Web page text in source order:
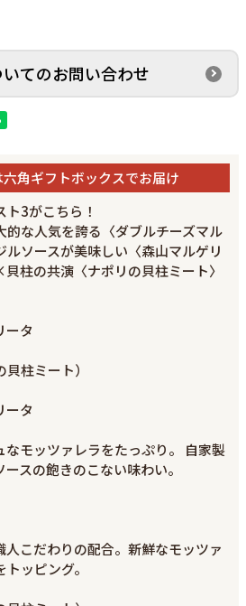
てのお問い合わせ
角ギフトボックスでお届け
3がこちら！
的な人気を誇る〈ダブルチーズマル
ソースが美味しい〈森山マルゲリ
柱の共演〈ナポリの貝柱ミート〉
ータ
柱ミート）
ータ
なモッツァレラをたっぷり。 自家製
スの飽きのこない味わい。
こだわりの配合。新鮮なモッツァ
ッピング。